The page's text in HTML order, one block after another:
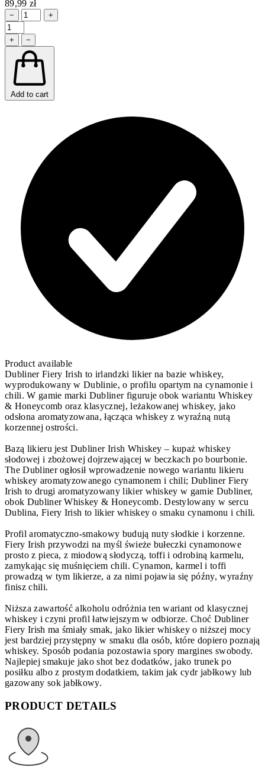
89,99 zł
− +
+ −
Add to cart
Product available
Dubliner Fiery Irish to irlandzki likier na bazie whiskey,
wyprodukowany w Dublinie, o profilu opartym na cynamonie i
chili. W gamie marki Dubliner figuruje obok wariantu Whiskey
& Honeycomb oraz klasycznej, leżakowanej whiskey, jako
odsłona aromatyzowana, łącząca whiskey z wyraźną nutą
korzennej ostrości.
Bazą likieru jest Dubliner Irish Whiskey – kupaż whiskey
słodowej i zbożowej dojrzewającej w beczkach po bourbonie.
The Dubliner ogłosił wprowadzenie nowego wariantu likieru
whiskey aromatyzowanego cynamonem i chili; Dubliner Fiery
Irish to drugi aromatyzowany likier whiskey w gamie Dubliner,
obok Dubliner Whiskey & Honeycomb. Destylowany w sercu
Dublina, Fiery Irish to likier whiskey o smaku cynamonu i chili.
Profil aromatyczno-smakowy budują nuty słodkie i korzenne.
Fiery Irish przywodzi na myśl świeże bułeczki cynamonowe
prosto z pieca, z miodową słodyczą, toffi i odrobiną karmelu,
zamykając się muśnięciem chili. Cynamon, karmel i toffi
prowadzą w tym likierze, a za nimi pojawia się późny, wyraźny
finisz chili.
Niższa zawartość alkoholu odróżnia ten wariant od klasycznej
whiskey i czyni profil łatwiejszym w odbiorze. Choć Dubliner
Fiery Irish ma śmiały smak, jako likier whiskey o niższej mocy
jest bardziej przystępny w smaku dla osób, które dopiero poznają
whiskey. Sposób podania pozostawia spory margines swobody.
Najlepiej smakuje jako shot bez dodatków, jako trunek po
posiłku albo z prostym dodatkiem, takim jak cydr jabłkowy lub
gazowany sok jabłkowy.
PRODUCT DETAILS